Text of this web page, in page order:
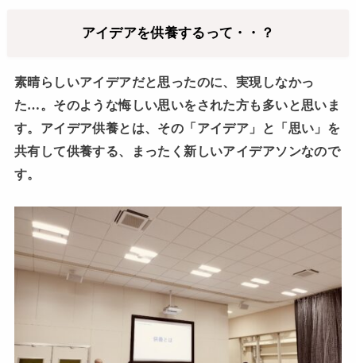
アイデアを供養するって・・？
素晴らしいアイデアだと思ったのに、実現しなかっ
た…。そのような悔しい思いをされた方も多いと思いま
す。アイデア供養とは、その「アイデア」と「思い」を
共有して供養する、まったく新しいアイデアソンなので
す。